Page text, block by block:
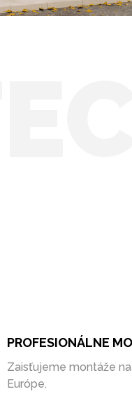
PROFESIONÁLNE
Zaisťujeme montáže
Európe.